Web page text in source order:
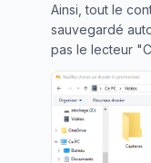
Ainsi, tout le
sauvegardé
pas le lecteur